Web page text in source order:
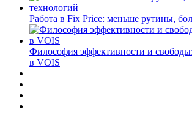
Работа в Fix Price: меньше рутины,
Философия эффективности и
в VOIS